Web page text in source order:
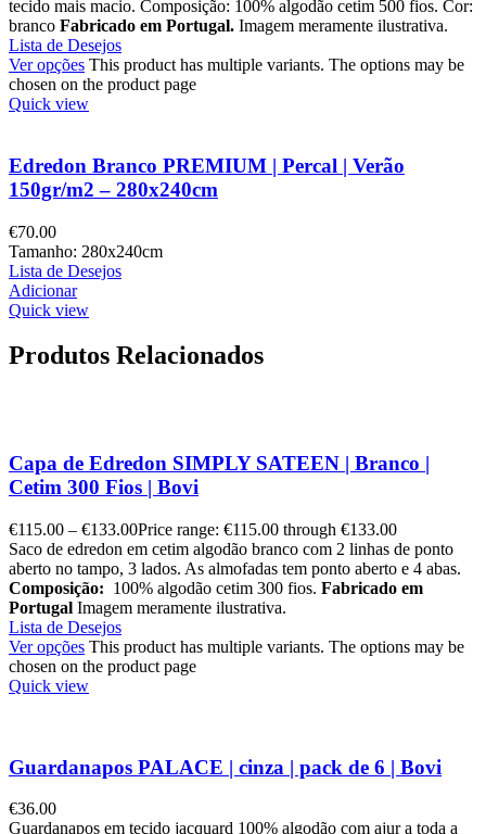
tecido mais macio. Composição: 100% algodão cetim 500 fios. Cor:
branco Fabricado em Portugal. Imagem meramente ilustrativa.
Lista de Desejos
Ver opções This product has multiple variants. The options may be
chosen on the product page
Quick view
Edredon Branco PREMIUM | Percal | Verão
150gr/m2 – 280x240cm
€70.00
Tamanho: 280x240cm
Lista de Desejos
Adicionar
Quick view
Produtos Relacionados
Capa de Edredon SIMPLY SATEEN | Branco |
Cetim 300 Fios | Bovi
€115.00 – €133.00Price range: €115.00 through €133.00
Saco de edredon em cetim algodão branco com 2 linhas de ponto
aberto no tampo, 3 lados. As almofadas tem ponto aberto e 4 abas.
Composição: 100% algodão cetim 300 fios. Fabricado em
Portugal Imagem meramente ilustrativa.
Lista de Desejos
Ver opções This product has multiple variants. The options may be
chosen on the product page
Quick view
Guardanapos PALACE | cinza | pack de 6 | Bovi
€36.00
Guardanapos em tecido jacquard 100% algodão com ajur a toda a